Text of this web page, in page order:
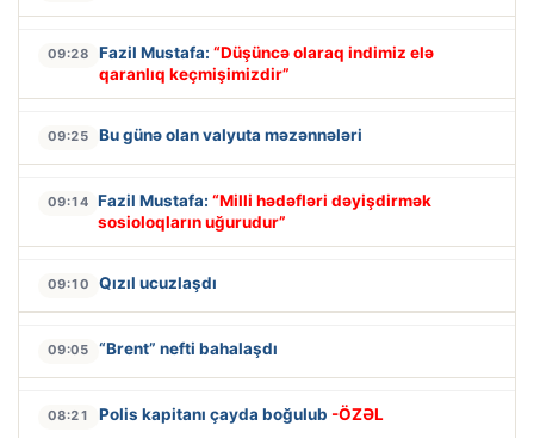
09:28 Fazil Mustafa: “Düşüncə olaraq indimiz elə
qaranlıq keçmişimizdir”
09:25 Bu günə olan valyuta məzənnələri
09:14 Fazil Mustafa: “Milli hədəfləri dəyişdirmək
sosioloqların uğurudur”
09:10 Qızıl ucuzlaşdı
09:05 “Brent” nefti bahalaşdı
08:21 Polis kapitanı çayda boğulub -ÖZƏL